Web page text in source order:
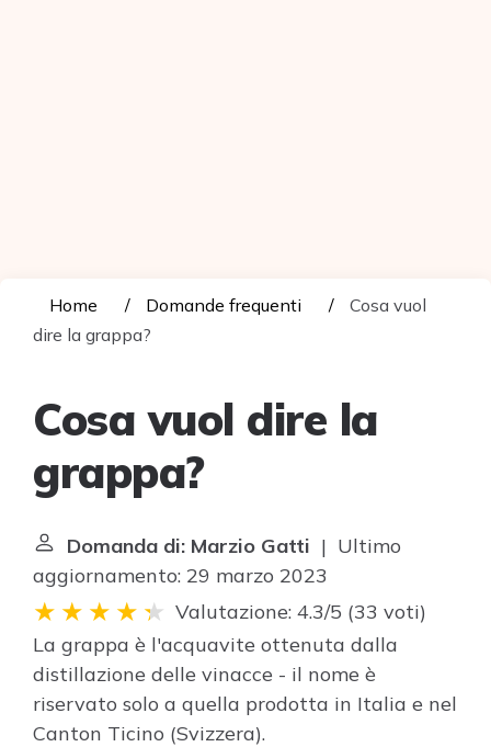
Home Domande frequenti
Cosa vuol
dire la grappa?
Cosa vuol dire la
grappa?
Domanda di: Marzio Gatti | Ultimo
aggiornamento: 29 marzo 2023
Valutazione: 4.3/5 (33 voti)
La grappa è l'acquavite ottenuta dalla
distillazione delle vinacce - il nome è
riservato solo a quella prodotta in Italia e nel
Canton Ticino (Svizzera).